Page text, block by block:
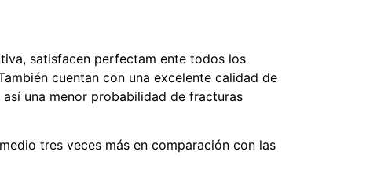
satisfacen perfectam ente todos los
cuentan con una excelente calidad de
una menor probabilidad de fracturas
tres veces más en comparación con las